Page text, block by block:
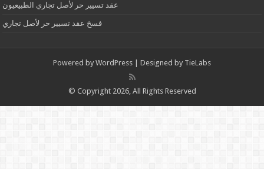
عقد تسيير حر لأصل تجاري الطبيعيون
فسخ عقد تسيير حر لأصل تجاري
Powered by WordPress | Designed by TieLabs
© Copyright 2026, All Rights Reserved